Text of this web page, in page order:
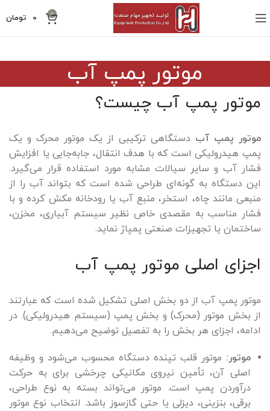
0
0 تومان
موتور پمپ آب
موتور پمپ آب چیست؟
موتور پمپ آب دستگاهی ترکیبی از یک موتور محرک و یک
پمپ هیدرولیکی است که با هدف انتقال، جابه‌جایی یا افزایش
فشار آب و سایر سیالات مشابه مورد استفاده قرار می‌گیرد.
این دستگاه به ‌گونه‌ای طراحی شده است که بتواند آب را از
منبعی مانند چاه، استخر، منبع آب یا رودخانه مکش کرده و با
فشار مناسب به مقصدی خاص نظیر سیستم آبیاری، مخزن،
ساختمان یا تجهیزات صنعتی پمپاژ نماید.
اجزای اصلی موتور پمپ آب
موتور پمپ آب از دو بخش اصلی تشکیل شده است که عبارتند
از بخش موتور (محرک) و بخش پمپ (سیستم هیدرولیکی). در
ادامه، اجزای هر بخش را به تفصیل توضیح می‌دهیم.
موتور: موتور قلب تپنده دستگاه محسوب می‌شود و وظیفه
اصلی آن، تأمین نیروی مکانیکی چرخشی برای به حرکت
درآوردن پمپ است. موتور می‌تواند بسته به نوع طراحی،
برقی، بنزینی، دیزلی یا حتی گازسوز باشد. انتخاب نوع موتور